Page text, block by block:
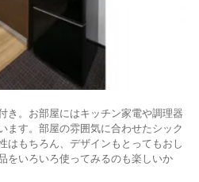
き。お部屋にはキッチン家電や調理器
ます。部屋の雰囲気に合わせたシック
はもちろん、デザインもとってもおし
をいろいろ使ってみるのも楽しいか